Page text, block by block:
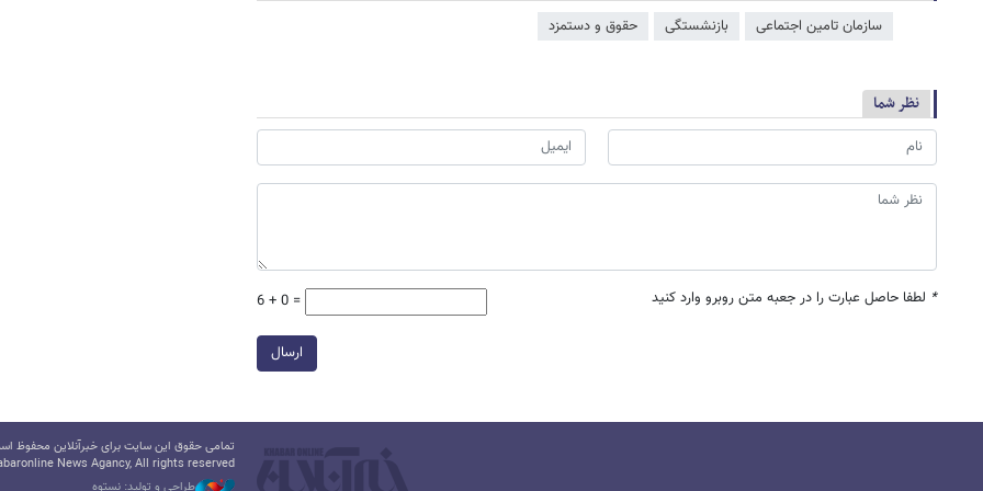
سازمان تامین اجتماعی بازنشستگی حقوق و دستمزد
نظر شما
* لطفا حاصل عبارت را در جعبه متن روبرو وارد کنید 6 + 0 =
ارسال
تمامی حقوق این سایت برای خبرآنلاین محفوظ
News Agancy, All rights reserved
طراحی و تولید: نستوه